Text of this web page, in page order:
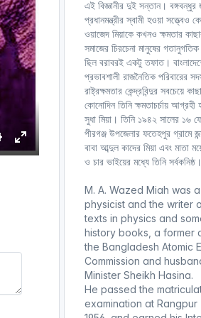
E
এই বিজ্ঞানীর দুই সন্তান। বঙ্গবন্ধুর
প্রধানমন্ত্রীর স্বামী হওয়া
ওয়াজেদ মিয়াকে কখনও ক্ষমতার
সমাজের চিরচেনা মানুষের
ছিল বরাবরই একটু তফাত।
প্রভাবশালী রাজনৈতিক পরিবারের
রাষ্ট্রক্ষমতার কেন্দ্রবিন্দুর সবচেয়ে
কোনোদিন তিনি ক্ষমতাচর্চায়
সুধা মিয়া। তিনি ১৯৪২ সালের ১৬
পীরগঞ্জ উপজেলার ফতেহপুর গ্রামে
বাবা আব্দুল কাদের মিয়া এবং মাতা
ও চার ভাইয়ের মধ্যে তিনি সর্বকনিষ্ঠ।
M. A. Wazed Miah was
physicist and the writer
texts in physics and
history books, a former
the Bangladesh Atomic
Commission and
Minister Sheikh Hasina.
He passed the
examination at Rangpur